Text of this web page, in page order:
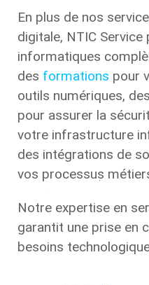
En plus de nos
digitale, NTIC
informatiques
des formations pour
outils numériques,
pour assurer la
votre infrastructure
des intégrations de
vos processus
Notre expertise en
garantit une prise en
besoins